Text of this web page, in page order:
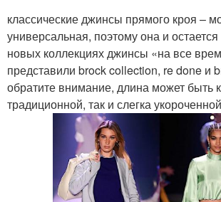
классические джинсы прямого кроя –
универсальная, поэтому она и
новых коллекциях джинсы «на все
представили brock collection, re done и
обратите внимание, длина может быть
традиционной, так и слегка